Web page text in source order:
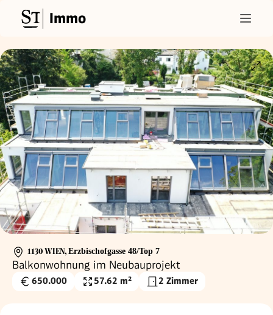
Immo
1130 WIEN, Erzbischofgasse 48/Top 7
Balkonwohnung im Neubauprojekt
Kaufpreis
650.000
Wohnfläche
57.62 m² 2 Zimmer